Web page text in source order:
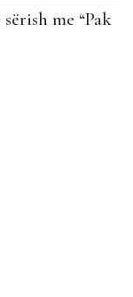
me “Pak